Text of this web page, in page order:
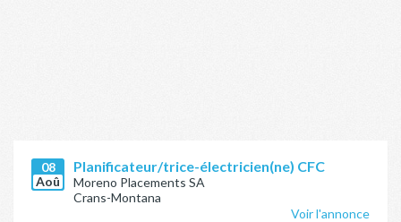
08
Aoû
Planificateur/trice-électricien(ne) CFC
Moreno Placements SA
Crans-Montana
Voir l'annonce